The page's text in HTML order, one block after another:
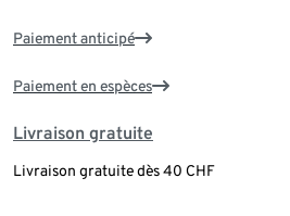
Paiement anticipé
Paiement en espèces
Livraison gratuite
Livraison gratuite dès 40 CHF